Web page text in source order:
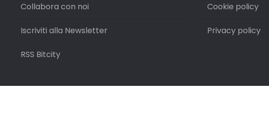
Collabora con noi
Iscriviti alla Newsletter
RSS Bitcity
Cookie policy
Privacy policy